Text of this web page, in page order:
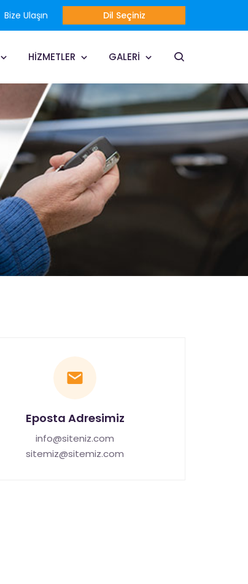
Bize Ulaşın Dil Seçiniz
HİZMETLER GALERİ
Eposta Adresimiz
info@siteniz.com
sitemiz@sitemiz.com